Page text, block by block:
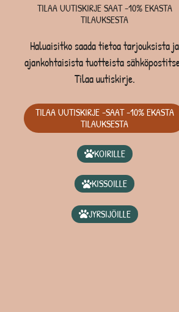
TILAA UUTISKIRJE SAAT -10% EKASTA
TILAUKSESTA
Haluaisitko saada tietoa tarjouksista ja
ajankohtaisista tuotteista
Tilaa uutiskirje.
TILAA UUTISKIRJE -SAAT -10% EKASTA
TILAUKSESTA
KOIRILLE
KISSOILLE
JYRSIJÖILLE